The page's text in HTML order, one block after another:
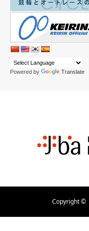
Powered by Translate
Copyright ©